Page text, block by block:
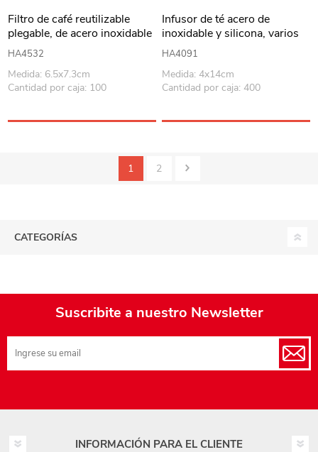
Filtro de café reutilizable
plegable, de acero inoxidable
para taza, en caja
HA4532
Medida: 6.5x7.3cm
Cantidad por caja: 100
Infusor de té acero de
inoxidable y silicona, varios
colores
HA4091
Medida: 4x14cm
Cantidad por caja: 400
1 2
CATEGORÍAS
Suscribite a nuestro Newsletter
INFORMACIÓN PARA EL CLIENTE